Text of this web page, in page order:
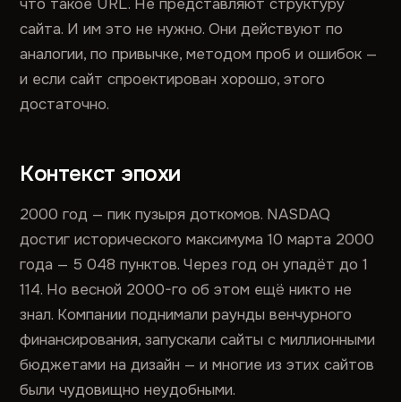
что такое URL. Не представляют структуру
сайта. И им это не нужно. Они действуют по
аналогии, по привычке, методом проб и ошибок —
и если сайт спроектирован хорошо, этого
достаточно.
Контекст эпохи
2000 год — пик пузыря доткомов. NASDAQ
достиг исторического максимума 10 марта 2000
года — 5 048 пунктов. Через год он упадёт до 1
114. Но весной 2000-го об этом ещё никто не
знал. Компании поднимали раунды венчурного
финансирования, запускали сайты с миллионными
бюджетами на дизайн — и многие из этих сайтов
были чудовищно неудобными.